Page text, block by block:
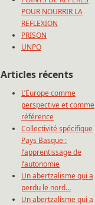
POUR NOURRIR LA
REFLEXION
PRISON
UNPO
Articles récents
L’Europe comme
perspective et comme
référence
Collectivité spécifique
Pays Basque :
l’apprentissage de
l’autonomie
Un abertzalisme qui a
perdu le nord…
Un abertzalisme qui a